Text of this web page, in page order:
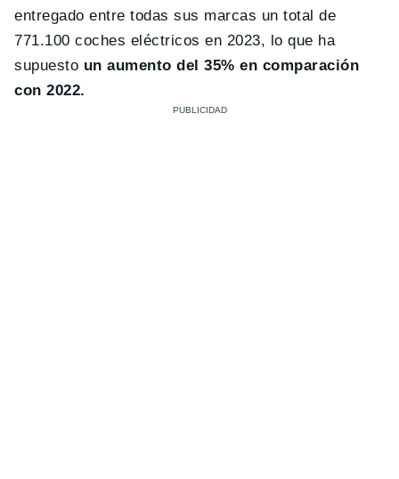
entregado entre todas sus marcas un total de
771.100 coches eléctricos en 2023, lo que ha
supuesto un aumento del 35% en comparación
con 2022.